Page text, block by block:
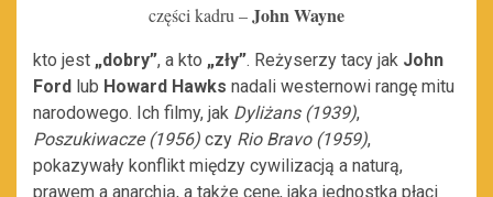
części kadru –John Wayne
kto jest „dobry”, a kto „zły”. Reżyserzy tacy jak John
Ford lub Howard Hawks nadali westernowi rangę mitu
narodowego. Ich filmy, jak Dyliżans (1939),
Poszukiwacze (1956) czy Rio Bravo (1959),
pokazywały konflikt między cywilizacją a naturą,
prawem a anarchią, a także cenę, jaką jednostka płaci